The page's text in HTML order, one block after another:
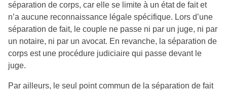
séparation de corps, car elle se limite à un état de fait et
n’a aucune reconnaissance légale spécifique. Lors d’une
séparation de fait, le couple ne passe ni par un juge, ni par
un notaire, ni par un avocat. En revanche, la séparation de
corps est une procédure judiciaire qui passe devant le
juge.
Par ailleurs, le seul point commun de la séparation de fait